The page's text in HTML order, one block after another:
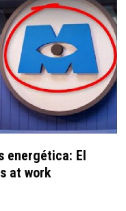
energética: El
at work